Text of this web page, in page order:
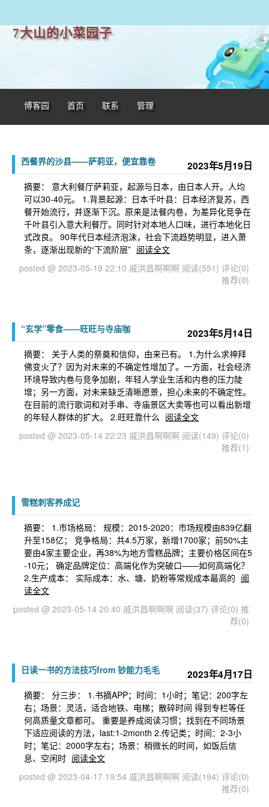
7大山的小菜园子
博客园 首页 联系 管理
2023年5月19日
西餐界的沙县——萨莉亚，便宜靠卷
摘要： 意大利餐厅萨莉亚，起源与日本，由日本人开。人均
可以30-40元。 1.背景起源：日本千叶县：日本经济复苏，西
餐开始流行，并逐渐下沉。原来是法餐内卷，为差异化竞争在
千叶县引入意大利餐厅。同时针对本地人口味，进行本地化日
式改良。 90年代日本经济泡沫，社会下流趋势明显，进入萧
条，逐渐出现新的“下流阶层” 阅读全文
posted @ 2023-05-19 22:10 戚洪昌啊啊啊 阅读(551) 评论(0)
推荐(0)
2023年5月14日
“玄学”零食——旺旺与寺庙咖
摘要： 关于人类的祭奠和信仰，由来已有。 1.为什么求神拜
佛变火了？因为对未来的不确定性增加了。一方面，社会经济
环境导致内卷与竞争加剧，年轻人学业生活和内卷的压力陡
增；另一方面，对未来缺乏清晰愿景，担心未来的不确定性。
在目前的流行歌词和对手串、寺庙景区大卖等也可以看出新增
的年轻人群体的扩大。 2.旺旺靠什么 阅读全文
posted @ 2023-05-14 22:23 戚洪昌啊啊啊 阅读(149) 评论(0)
推荐(1)
雪糕刺客养成记
摘要： 1.市场格局： 规模：2015-2020：市场规模由839亿翻
升至158亿； 竞争格局：共4.5万家，新增1700家；前50%主
要由4家主要企业，再38%为地方雪糕品牌；主要价格区间在5
-10元； 确定品牌定位：高端化作为突破口——如何高端化？
2.生产成本： 实际成本：水、塘、奶粉等常规成本最高的 阅
读全文
posted @ 2023-05-14 20:40 戚洪昌啊啊啊 阅读(37) 评论(0) 推
荐(0)
2023年4月17日
日读一书的方法技巧from 钞能力毛毛
摘要： 分三步： 1.书摘APP；时间：1小时；笔记：200字左
右；场景：灵活，适合地铁、电梯；散碎时间 得到专栏等任
何高质量文章都可。 重要是养成阅读习惯；找到在不同场景
下适应阅读的方法，last:1-2month 2.传记类；时间：2-3小
时；笔记：2000字左右；场景：稍微长的时间，如饭后信
息、空闲时 阅读全文
posted @ 2023-04-17 19:54 戚洪昌啊啊啊 阅读(194) 评论(0)
推荐(0)